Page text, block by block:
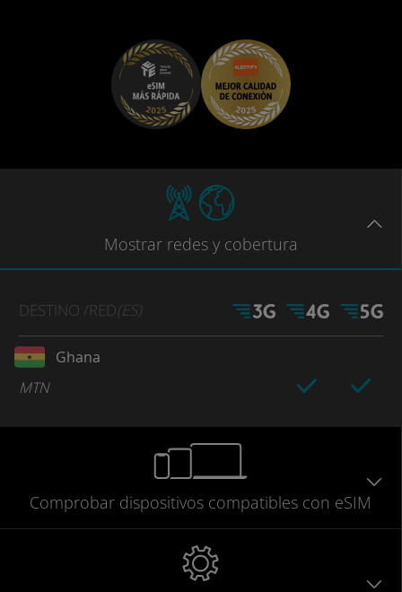
Mostrar redes y cobertura
DESTINO /RED(ES)
Ghana
MTN
Comprobar dispositivos compatibles con eSIM